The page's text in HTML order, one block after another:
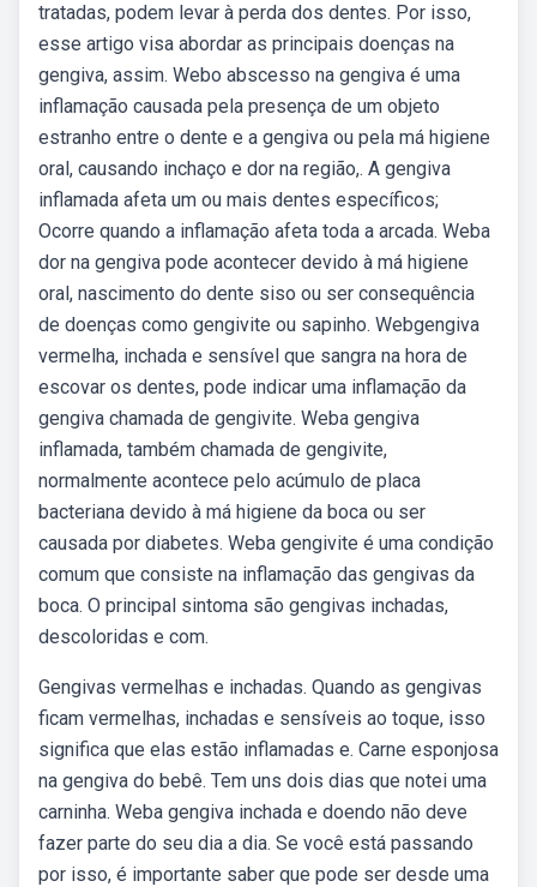
tratadas, podem levar à perda dos dentes. Por isso,
esse artigo visa abordar as principais doenças na
gengiva, assim. Webo abscesso na gengiva é uma
inflamação causada pela presença de um objeto
estranho entre o dente e a gengiva ou pela má higiene
oral, causando inchaço e dor na região,. A gengiva
inflamada afeta um ou mais dentes específicos;
Ocorre quando a inflamação afeta toda a arcada. Weba
dor na gengiva pode acontecer devido à má higiene
oral, nascimento do dente siso ou ser consequência
de doenças como gengivite ou sapinho. Webgengiva
vermelha, inchada e sensível que sangra na hora de
escovar os dentes, pode indicar uma inflamação da
gengiva chamada de gengivite. Weba gengiva
inflamada, também chamada de gengivite,
normalmente acontece pelo acúmulo de placa
bacteriana devido à má higiene da boca ou ser
causada por diabetes. Weba gengivite é uma condição
comum que consiste na inflamação das gengivas da
boca. O principal sintoma são gengivas inchadas,
descoloridas e com.
Gengivas vermelhas e inchadas. Quando as gengivas
ficam vermelhas, inchadas e sensíveis ao toque, isso
significa que elas estão inflamadas e. Carne esponjosa
na gengiva do bebê. Tem uns dois dias que notei uma
carninha. Weba gengiva inchada e doendo não deve
fazer parte do seu dia a dia. Se você está passando
por isso, é importante saber que pode ser desde uma